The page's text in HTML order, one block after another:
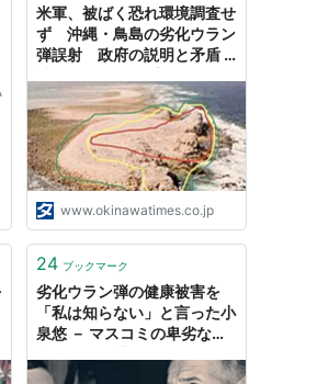
十年もの間...
米軍、被ばく恐れ環境調査せ
ず 沖縄・鳥島の劣化ウラン
弾誤射 政府の説明と矛盾 |
www.okinawatimes.co.jp
24 ブックマーク
劣化ウラン弾の健康被害を
「私は知らない」と言った小
泉悠 － マスコミの卑劣な正